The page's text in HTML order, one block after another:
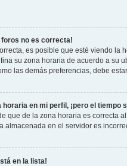
foros no es correcta!
es posible que esté viendo la
su zona horaria de acuerdo a su
las demás preferencias, debe
horaria en mi perfil, ¡pero el tiempo
que de la zona horaria es correcta
almacenada en el servidor es
en la lista!